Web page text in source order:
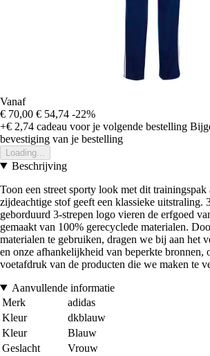
Vanaf
€ 70,00 € 54,74 -22%
+€ 2,74 cadeau voor je volgende bestelling
bevestiging van je bestelling
Loading...
Beschrijving
Toon een street sporty look met dit trainingspak
zijdeachtige stof geeft een klassieke uitstraling.
geborduurd 3-strepen logo vieren de erfgoed
gemaakt van 100% gerecyclede materialen.
materialen te gebruiken, dragen we bij aan het
en onze afhankelijkheid van beperkte bronnen,
voetafdruk van de producten die we maken te
Aanvullende informatie
Merk
adidas
Kleur
dkblauw
Kleur
Blauw
Geslacht
Vrouw